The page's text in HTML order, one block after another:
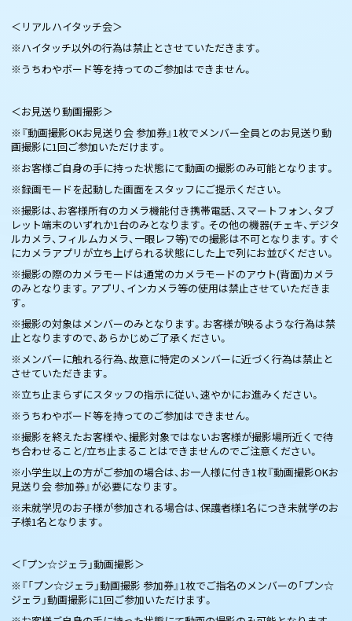
＜リアルハイタッチ会＞
※ハイタッチ以外の行為は禁止とさせていただきます。
※うちわやボード等を持ってのご参加はできません。
＜お見送り動画撮影＞
※『動画撮影OKお見送り会 参加券』1枚でメンバー全員とのお見送り動
画撮影に1回ご参加いただけます。
※お客様ご自身の手に持った状態にて動画の撮影のみ可能となります。
※録画モードを起動した画面をスタッフにご提示ください。
※撮影は、お客様所有のカメラ機能付き携帯電話、スマートフォン、タブ
レット端末のいずれか1台のみとなります。その他の機器(チェキ、デジタ
ルカメラ、フィルムカメラ、一眼レフ等)での撮影は不可となります。すぐ
にカメラアプリが立ち上げられる状態にした上で列にお並びください。
※撮影の際のカメラモードは通常のカメラモードのアウト(背面)カメラ
のみとなります。アプリ、インカメラ等の使用は禁止させていただきま
す。
※撮影の対象はメンバーのみとなります。お客様が映るような行為は禁
止となりますので、あらかじめご了承ください。
※メンバーに触れる行為、故意に特定のメンバーに近づく行為は禁止と
させていただきます。
※立ち止まらずにスタッフの指示に従い、速やかにお進みください。
※うちわやボード等を持ってのご参加はできません。
※撮影を終えたお客様や、撮影対象ではないお客様が撮影場所近くで待
ち合わせること/立ち止まることはできませんのでご注意ください。
※小学生以上の方がご参加の場合は、お一人様に付き1枚『動画撮影OKお
見送り会 参加券』が必要になります。
※未就学児のお子様が参加される場合は、保護者様1名につき未就学のお
子様1名となります。
＜「プン☆ジェラ」動画撮影＞
※『「プン☆ジェラ」動画撮影 参加券』1枚でご指名のメンバーの「プン☆
ジェラ」動画撮影に1回ご参加いただけます。